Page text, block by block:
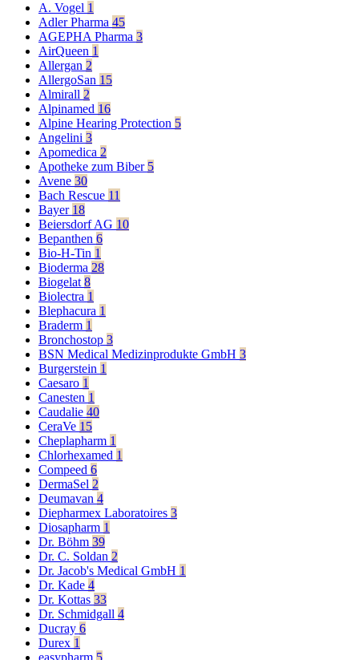
A. Vogel 1
Adler Pharma 45
AGEPHA Pharma 3
AirQueen 1
Allergan 2
AllergoSan 15
Almirall 2
Alpinamed 16
Alpine Hearing Protection 5
Angelini 3
Apomedica 2
Apotheke zum Biber 5
Avene 30
Bach Rescue 11
Bayer 18
Beiersdorf AG 10
Bepanthen 6
Bio-H-Tin 1
Bioderma 28
Biogelat 8
Biolectra 1
Blephacura 1
Braderm 1
Bronchostop 3
BSN Medical Medizinprodukte GmbH 3
Burgerstein 1
Caesaro 1
Canesten 1
Caudalie 40
CeraVe 15
Cheplapharm 1
Chlorhexamed 1
Compeed 6
DermaSel 2
Deumavan 4
Diepharmex Laboratoires 3
Diosapharm 1
Dr. Böhm 39
Dr. C. Soldan 2
Dr. Jacob's Medical GmbH 1
Dr. Kade 4
Dr. Kottas 33
Dr. Schmidgall 4
Ducray 6
Durex 1